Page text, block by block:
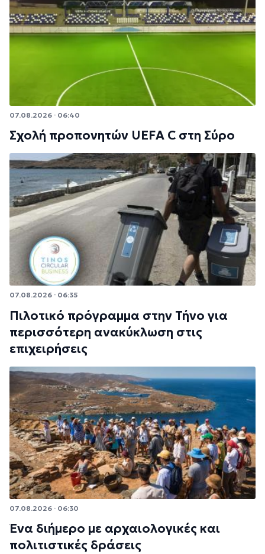
07.08.2026 · 06:40
Σχολή προπονητών UEFA C στη Σύρο
07.08.2026 · 06:35
Πιλοτικό πρόγραμμα στην Τήνο για
περισσότερη ανακύκλωση στις
επιχειρήσεις
07.08.2026 · 06:30
Ένα διήμερο με αρχαιολογικές και
πολιτιστικές δράσεις